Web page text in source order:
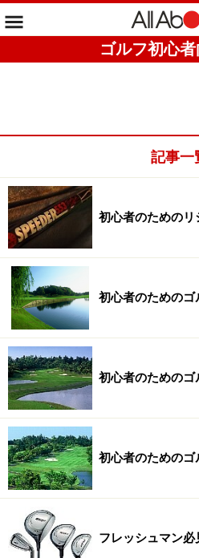
ゴルフ初心
記事一
初心者のためのリ
初心者のための
初心者のための
初心者のための
フレッシュマン